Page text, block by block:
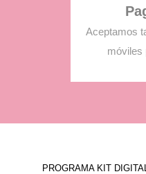
Aceptamos
móviles
PROGRAMA KIT